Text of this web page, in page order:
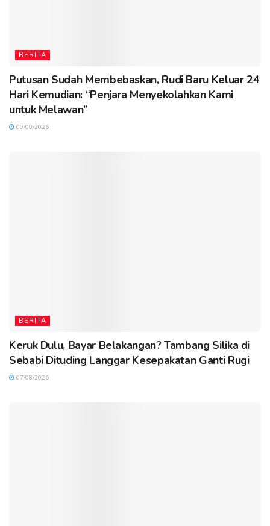
BERITA
Putusan Sudah Membebaskan, Rudi Baru Keluar 24
Hari Kemudian: “Penjara Menyekolahkan Kami
untuk Melawan”
08/08/2026
BERITA
Keruk Dulu, Bayar Belakangan? Tambang Silika di
Sebabi Dituding Langgar Kesepakatan Ganti Rugi
07/08/2026